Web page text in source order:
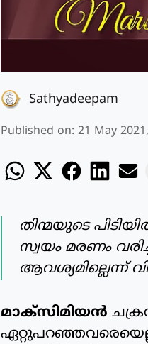
Sathyadeepam
Published on: 21 May
തിന്മയുടെ
സ്വയം മരണം
ആവശ്യമില്ലെന്ന്
മാക്‌സിമിയന്‍